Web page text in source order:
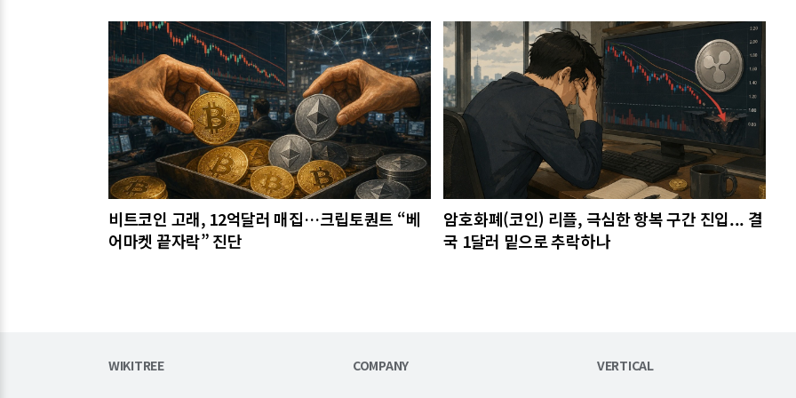
관련기사
비트코인 고래, 12억달러 매집…크립토퀀트 “베
어마켓 끝자락” 진단
암호화폐(코인) 리플, 극심한 항복 구간 진입... 결
국 1달러 밑으로 추락하나
WIKITREE COMPANY VERTICAL